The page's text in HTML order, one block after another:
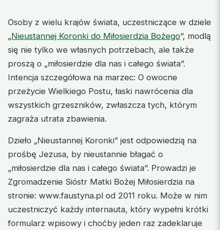
Osoby z wielu krajów świata, uczestniczące w dziele
„Nieustannej Koronki do Miłosierdzia Bożego”, modlą
się nie tylko we własnych potrzebach, ale także
proszą o „miłosierdzie dla nas i całego świata”.
Intencja szczegółowa na marzec: O owocne
przeżycie Wielkiego Postu, łaski nawrócenia dla
wszystkich grzeszników, zwłaszcza tych, którym
zagraża utrata zbawienia.
Dzieło „Nieustannej Koronki” jest odpowiedzią na
prośbę Jezusa, by nieustannie błagać o
„miłosierdzie dla nas i całego świata”. Prowadzi je
Zgromadzenie Sióstr Matki Bożej Miłosierdzia na
stronie: www.faustyna.pl od 2011 roku. Może w nim
uczestniczyć każdy internauta, który wypełni krótki
formularz wpisowy i choćby jeden raz zadeklaruje